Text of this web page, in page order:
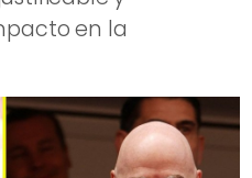
en la